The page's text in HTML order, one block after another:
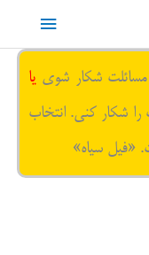
فهرست
شکار شوی یا
شکار کنی. انتخاب
«فیل سیاه»